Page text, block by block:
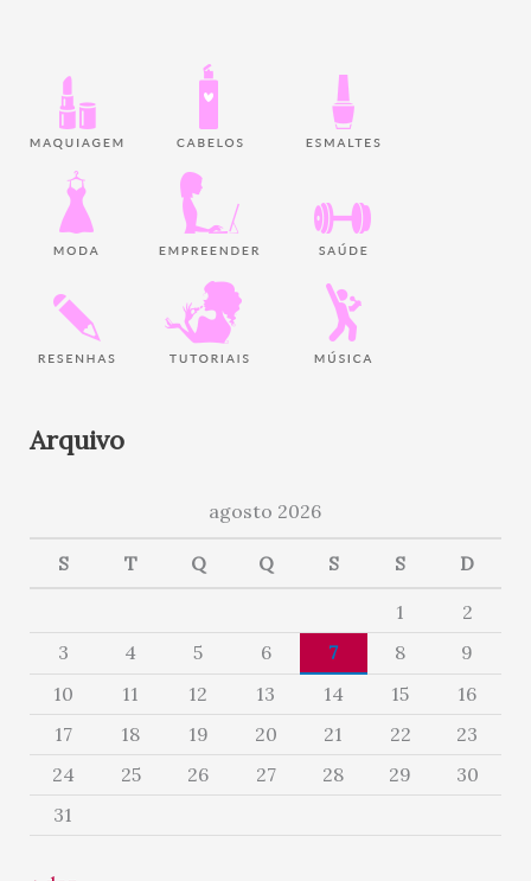
Arquivo
agosto 2026
S T Q Q S S D
1
2
3
4 5 6 7 8
9
10
11 12 13 14 15
16
17
18 19 20 21 22
23
24
25 26 27 28 29
30
31